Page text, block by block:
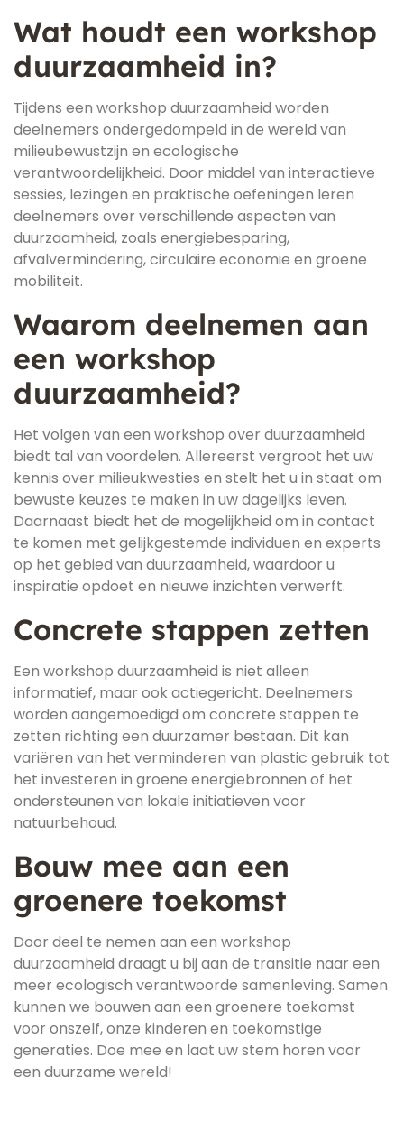
Wat houdt een workshop
duurzaamheid in?
Tijdens een workshop duurzaamheid worden
deelnemers ondergedompeld in de wereld van
milieubewustzijn en ecologische
verantwoordelijkheid. Door middel van interactieve
sessies, lezingen en praktische oefeningen leren
deelnemers over verschillende aspecten van
duurzaamheid, zoals energiebesparing,
afvalvermindering, circulaire economie en groene
mobiliteit.
Waarom deelnemen aan
een workshop
duurzaamheid?
Het volgen van een workshop over duurzaamheid
biedt tal van voordelen. Allereerst vergroot het uw
kennis over milieukwesties en stelt het u in staat om
bewuste keuzes te maken in uw dagelijks leven.
Daarnaast biedt het de mogelijkheid om in contact
te komen met gelijkgestemde individuen en experts
op het gebied van duurzaamheid, waardoor u
inspiratie opdoet en nieuwe inzichten verwerft.
Concrete stappen zetten
Een workshop duurzaamheid is niet alleen
informatief, maar ook actiegericht. Deelnemers
worden aangemoedigd om concrete stappen te
zetten richting een duurzamer bestaan. Dit kan
variëren van het verminderen van plastic gebruik tot
het investeren in groene energiebronnen of het
ondersteunen van lokale initiatieven voor
natuurbehoud.
Bouw mee aan een
groenere toekomst
Door deel te nemen aan een workshop
duurzaamheid draagt u bij aan de transitie naar een
meer ecologisch verantwoorde samenleving. Samen
kunnen we bouwen aan een groenere toekomst
voor onszelf, onze kinderen en toekomstige
generaties. Doe mee en laat uw stem horen voor
een duurzame wereld!